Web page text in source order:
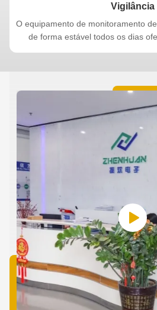
Vigilância
O equipamento de monitoramento
de forma estável todos os dias
câmera. A